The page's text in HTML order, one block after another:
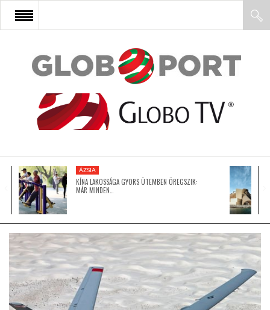
FŐOLDAL
AFRIKA
ÁZSIA
LATIN-AMERIKA
KÖZEL-KELET
ÁZSIA
KÍNA LAKOSSÁGA GYORS ÜTEMBEN ÖREGSZIK:
MÁR MINDEN…